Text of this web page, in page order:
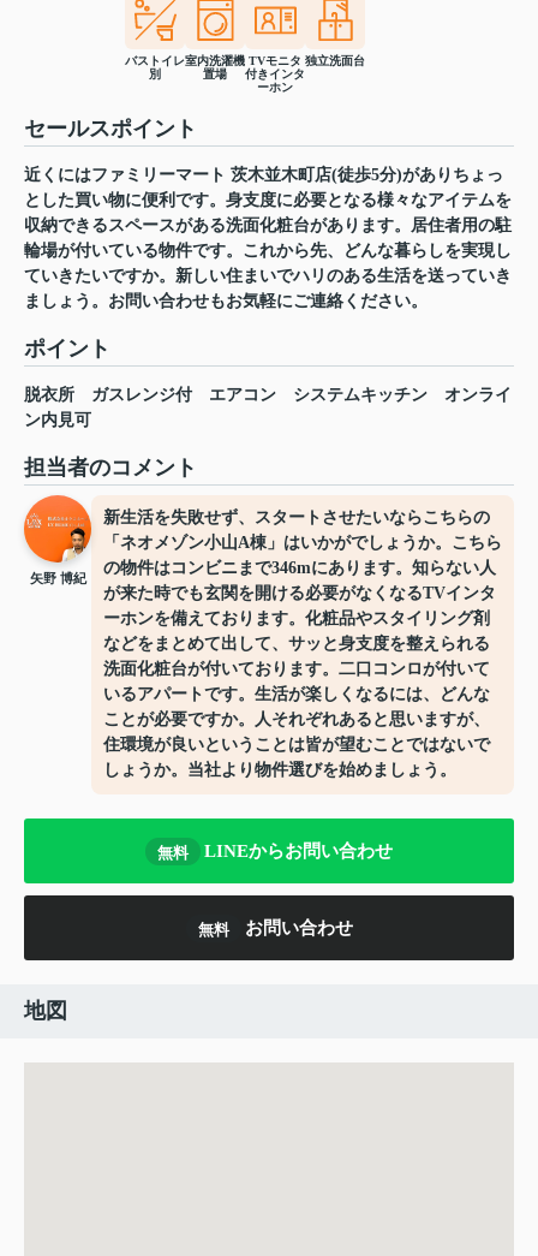
バストイレ
別
室内洗濯機
置場
TVモニタ
付きインタ
ーホン
独立洗面台
セールスポイント
近くにはファミリーマート 茨木並木町店(徒歩5分)がありちょっ
とした買い物に便利です。身支度に必要となる様々なアイテムを
収納できるスペースがある洗面化粧台があります。居住者用の駐
輪場が付いている物件です。これから先、どんな暮らしを実現し
ていきたいですか。新しい住まいでハリのある生活を送っていき
ましょう。お問い合わせもお気軽にご連絡ください。
ポイント
脱衣所 ガスレンジ付 エアコン システムキッチン
オンライ
ン内見可
担当者のコメント
矢野 博紀
新生活を失敗せず、スタートさせたいならこちらの
「ネオメゾン小山A棟」はいかがでしょうか。こちら
の物件はコンビニまで346mにあります。知らない人
が来た時でも玄関を開ける必要がなくなるTVインタ
ーホンを備えております。化粧品やスタイリング剤
などをまとめて出して、サッと身支度を整えられる
洗面化粧台が付いております。二口コンロが付いて
いるアパートです。生活が楽しくなるには、どんな
ことが必要ですか。人それぞれあると思いますが、
住環境が良いということは皆が望むことではないで
しょうか。当社より物件選びを始めましょう。
無料 LINEからお問い合わせ
無料 お問い合わせ
地図